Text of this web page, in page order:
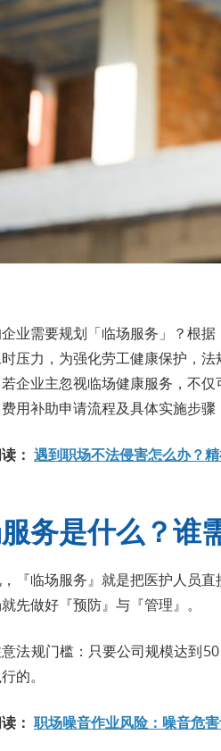
业需要规划「临场服务」？根
压力，为强化劳工健康保护，
企业主忽视临场健康服务，不
用补助申请流程及具体实施步骤
： 遇到职场不法侵害怎么办？
务是什么？谁
『临场服务』就是把医护人员
先做好『预防』与『管理』。
法规门槛：只要公司规模达到
的。
： 职场噪音作业风险：噪音危